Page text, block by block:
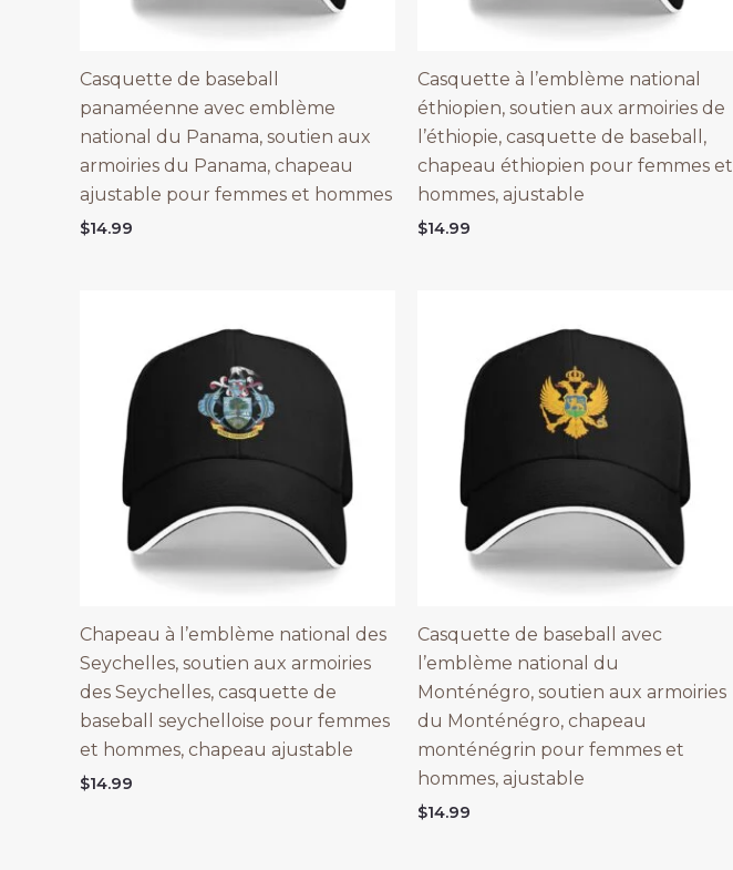
Casquette de baseball
panaméenne avec emblème
national du Panama, soutien aux
armoiries du Panama, chapeau
ajustable pour femmes et hommes
$14.99
Casquette à l’emblème national
éthiopien, soutien aux armoiries de
l’éthiopie, casquette de baseball,
chapeau éthiopien pour femmes et
hommes, ajustable
$14.99
Chapeau à l’emblème national des
Seychelles, soutien aux armoiries
des Seychelles, casquette de
baseball seychelloise pour femmes
et hommes, chapeau ajustable
$14.99
Casquette de baseball avec
l’emblème national du
Monténégro, soutien aux armoiries
du Monténégro, chapeau
monténégrin pour femmes et
hommes, ajustable
$14.99